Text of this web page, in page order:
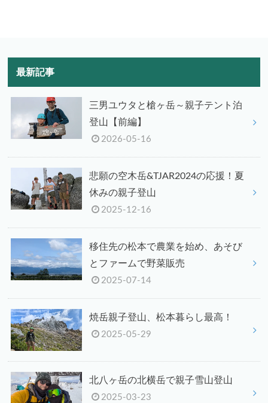
最新記事
三男ユウタと槍ヶ岳～親子テント泊
登山【前編】
2026-05-16
悲願の空木岳&TJAR2024の応援！夏
休みの親子登山
2025-12-16
移住先の松本で農業を始め、あそび
とファームで野菜販売
2025-07-14
焼岳親子登山、松本暮らし最高！
2025-05-29
北八ヶ岳の北横岳で親子雪山登山
2025-03-23